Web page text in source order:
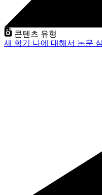
콘텐츠 유형
새 학기 나에 대해서 논문